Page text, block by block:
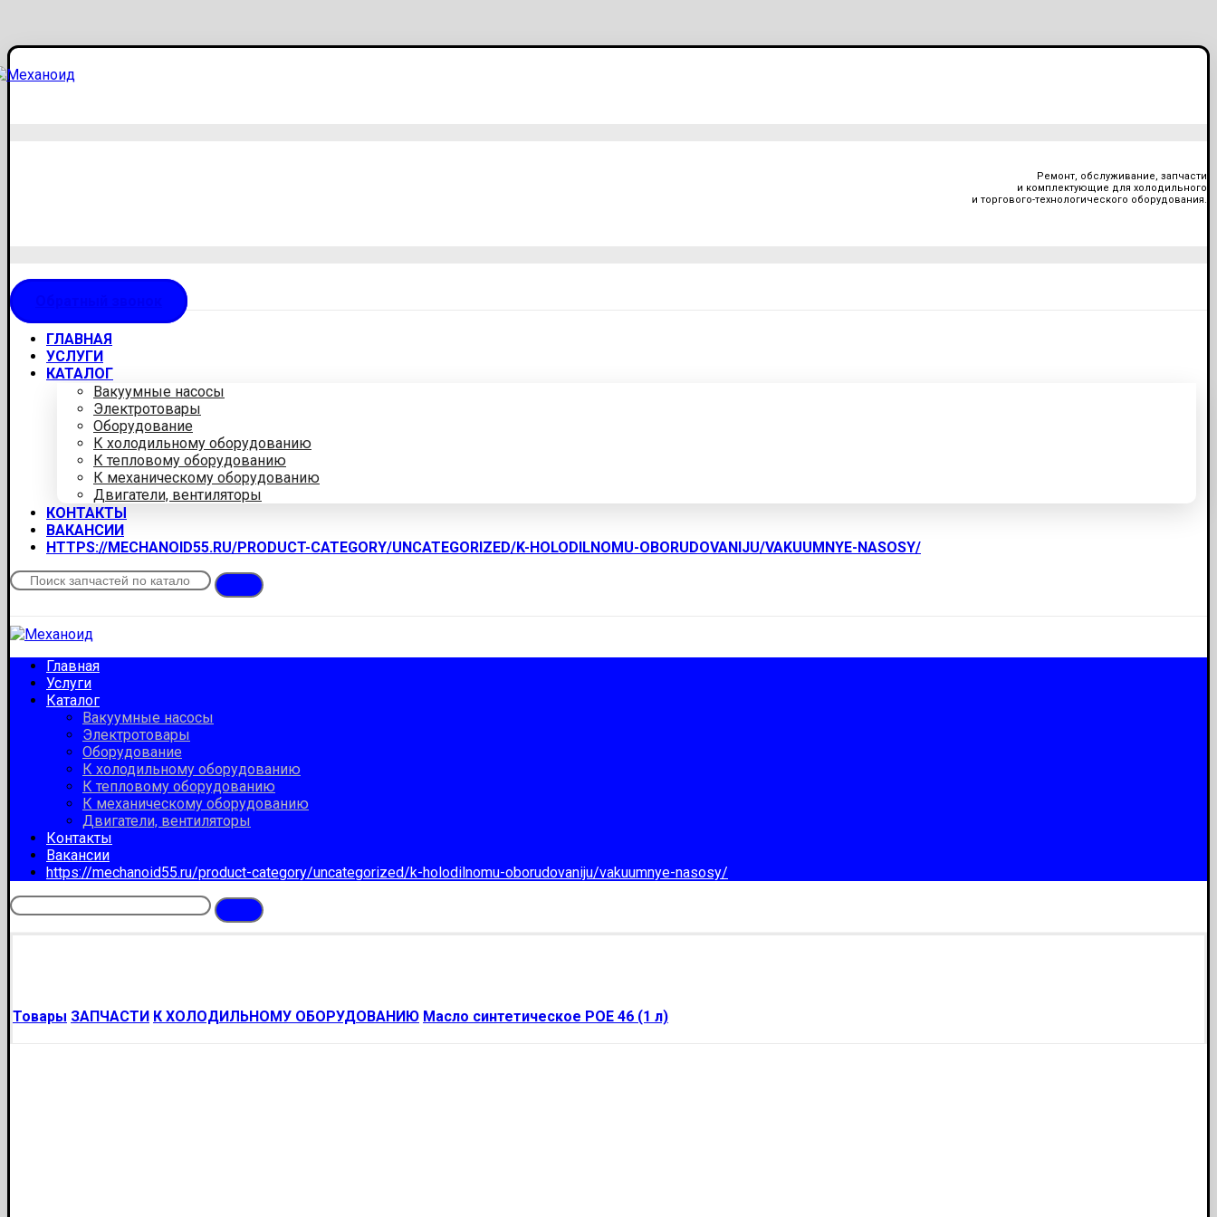
Ремонт, обслуживание, запчасти
и комплектующие для холодильного
и торгового-технологического оборудования.
ГЛАВНАЯ
УСЛУГИ
КАТАЛОГ
Вакуумные насосы
Электротовары
Оборудование
К холодильному оборудованию
К тепловому оборудованию
К механическому оборудованию
Двигатели, вентиляторы
КОНТАКТЫ
ВАКАНСИИ
HTTPS://MECHANOID55.RU/PRODUCT-CATEGORY/UNCATEGORIZED/K-HOLODILNOMU-OBORUDOVANIJU/VAKUUMNYE-NASOSY/
Главная
Услуги
Каталог
Вакуумные насосы
Электротовары
Оборудование
К холодильному оборудованию
К тепловому оборудованию
К механическому оборудованию
Двигатели, вентиляторы
Контакты
Вакансии
https://mechanoid55.ru/product-category/uncategorized/k-holodilnomu-oborudovaniju/vakuumnye-nasosy/
Товары ЗАПЧАСТИ К ХОЛОДИЛЬНОМУ ОБОРУДОВАНИЮ Масло синтетическое POE 46 (1 л)